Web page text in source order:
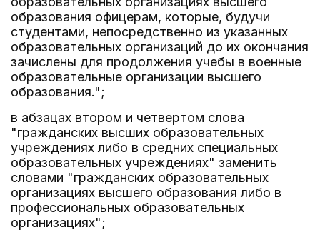
образования офицерам, которые, будучи
студентами, непосредственно из указанных
образовательных организаций до их окончания
зачислены для продолжения учебы в военные
образовательные организации высшего
образования.";
в абзацах втором и четвертом слова
"гражданских высших образовательных
учреждениях либо в средних специальных
образовательных учреждениях" заменить
словами "гражданских образовательных
организациях высшего образования либо в
профессиональных образовательных
организациях";